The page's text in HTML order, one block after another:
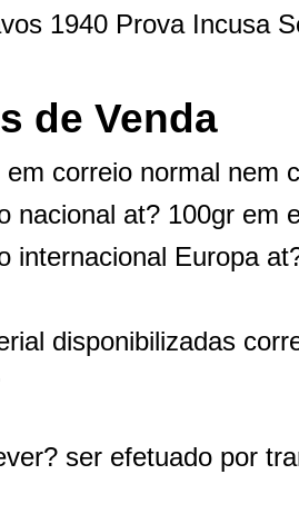
1940 Prova Incusa
de Venda
correio normal nem
nacional at? 100gr em
internacional Europa
disponibilizadas
ser efetuado por